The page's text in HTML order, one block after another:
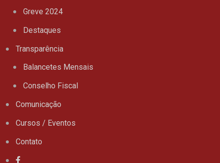
Greve 2024
Destaques
Transparência
Balancetes Mensais
Conselho Fiscal
Comunicação
Cursos / Eventos
Contato